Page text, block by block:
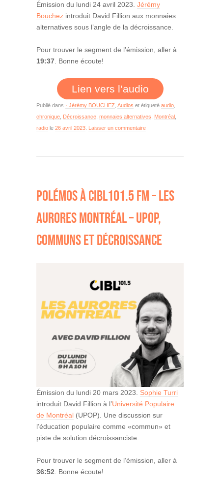
Émission du lundi 24 avril 2023. Jérémy
Bouchez introduit David Fillion aux monnaies
alternatives sous l’angle de la décroissance.
Pour trouver le segment de l’émission, aller à
19:37 . Bonne écoute!
Lien vers l’audio
Publié dans · Jérémy BOUCHEZ Audios et étiqueté audio
chronique Décroissance monnaies alternatives Montréal
radio le 26 avril 2023 Laisser un commentaire
POLÉMOS À CIBL101.5 FM – LES
AURORES MONTRÉAL – UPOP,
COMMUNS ET DÉCROISSANCE
Émission du lundi 20 mars 2023. Sophie Turri
introduit David Fillion à l’Université Populaire
de Montréal (UPOP). Une discussion sur
l’éducation populaire comme «commun» et
piste de solution décroissanciste.
Pour trouver le segment de l’émission, aller à
36:52 . Bonne écoute!